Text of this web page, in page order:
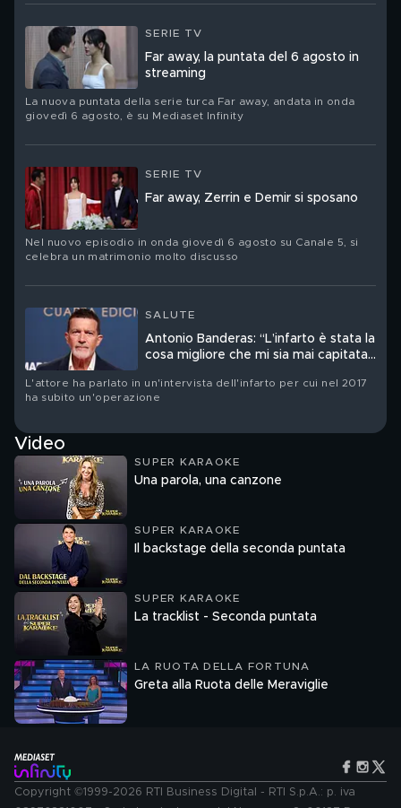
SERIE TV
Far away, la puntata del 6 agosto in
streaming
La nuova puntata della serie turca Far away, andata in onda
giovedì 6 agosto, è su Mediaset Infinity
SERIE TV
Far away, Zerrin e Demir si sposano
Nel nuovo episodio in onda giovedì 6 agosto su Canale 5, si
celebra un matrimonio molto discusso
SALUTE
Antonio Banderas: “L’infarto è stata la
cosa migliore che mi sia mai capitata
L'attore ha parlato in un'intervista dell'infarto per cui nel 2017
ha subito un'operazione
Video
SUPER KARAOKE
Una parola, una canzone
SUPER KARAOKE
Il backstage della seconda puntata
SUPER KARAOKE
La tracklist - Seconda puntata
LA RUOTA DELLA FORTUNA
Greta alla Ruota delle Meraviglie
Copyright ©1999-2026 RTI Business Digital - RTI S.p.A.: p. iva